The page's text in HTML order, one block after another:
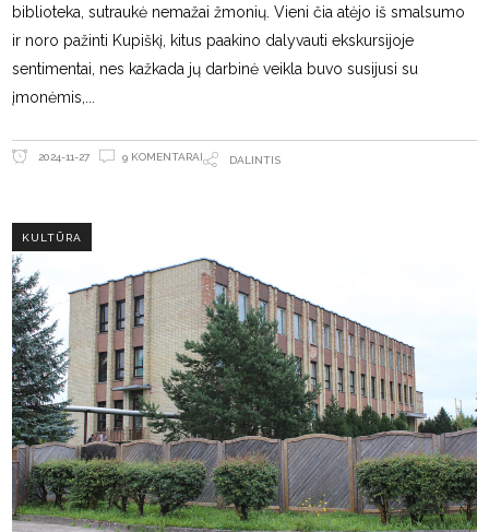
biblioteka, sutraukė nemažai žmonių. Vieni čia atėjo iš smalsumo
ir noro pažinti Kupiškį, kitus paakino dalyvauti ekskursijoje
sentimentai, nes kažkada jų darbinė veikla buvo susijusi su
įmonėmis,
2024-11-27 9 KOMENTARAI DALINTIS
KULTŪRA